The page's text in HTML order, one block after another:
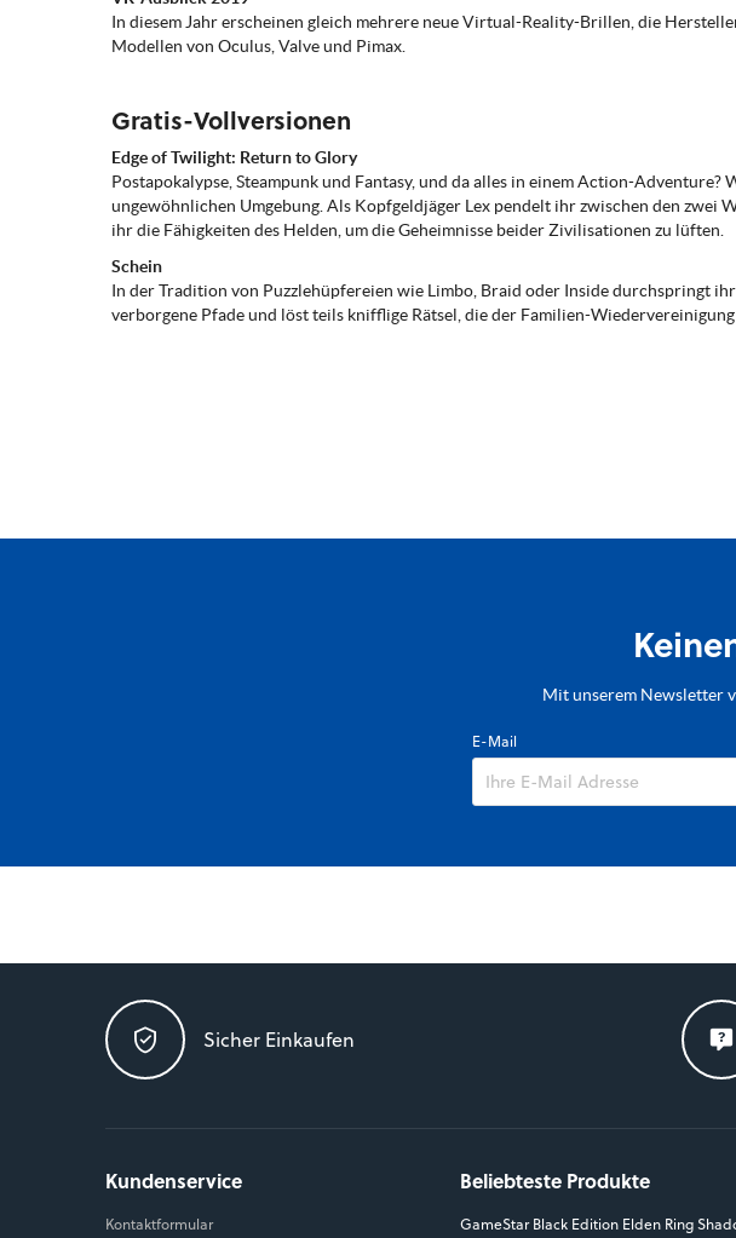
In diesem Jahr erscheinen gleich mehrere neue Virtual-Reality-Brillen, die
Modellen von Oculus, Valve und Pimax.
Gratis-Vollversionen
Edge of Twilight: Return to Glory
Postapokalypse, Steampunk und Fantasy, und da alles in einem Action-
ungewöhnlichen Umgebung. Als Kopfgeldjäger Lex pendelt ihr zwischen den
ihr die Fähigkeiten des Helden, um die Geheimnisse beider Zivilisationen zu lüften.
Schein
In der Tradition von Puzzlehüpfereien wie Limbo, Braid oder Inside durchspringt
verborgene Pfade und löst teils knifflige Rätsel, die der Familien-
Mit unserem Newsletter
E-Mail
Sicher Einkaufen
Kundenservice
Kontaktformular
Beliebteste Produkte
GameStar Black Edition Elden Ring